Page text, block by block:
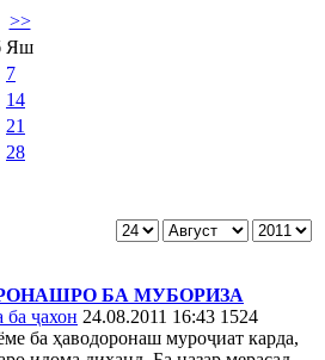
>>
Яш
7
14
21
28
БА МУБОРИЗА
ба ҷахон 24.08.2011 16:43 1524
ба ҳаводоронаш муроҷиат карда,